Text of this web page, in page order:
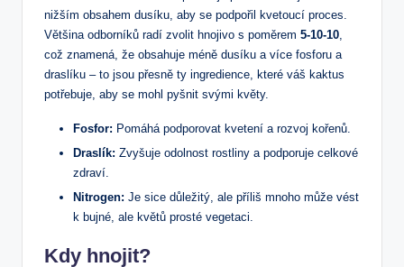
nižším obsahem dusíku,⁢ aby se podpořil ⁤kvetoucí proces.
Většina odborníků radí zvolit hnojivo s poměrem 5-10-10
což⁢ znamená, že obsahuje méně dusíku ⁢a více fosforu a
draslíku – to jsou‍ přesně ty ingredience, které⁣ váš‍ kaktus
potřebuje, aby se‌ mohl ⁣pyšnit‍ svými květy.
Fosfor: Pomáhá podporovat kvetení a rozvoj kořenů.
Draslík: Zvyšuje ‌odolnost​ rostliny a podporuje celkové
‌zdraví.
Nitrogen: Je‍ sice důležitý, ale příliš mnoho může vést
k bujné, ale květů⁢ prosté vegetaci.
Kdy hnojit?